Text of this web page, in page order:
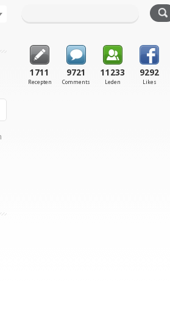
1711
Recepten
9721
Comments
11233
Leden
9292
Likes